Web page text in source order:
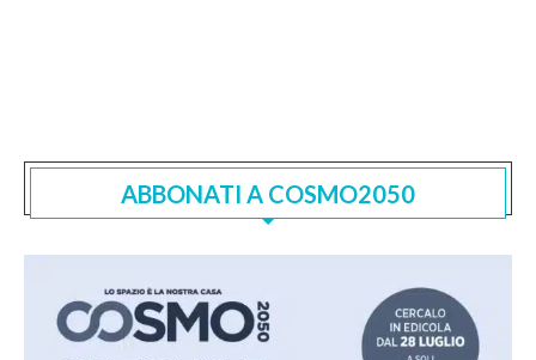
ABBONATI A COSMO2050